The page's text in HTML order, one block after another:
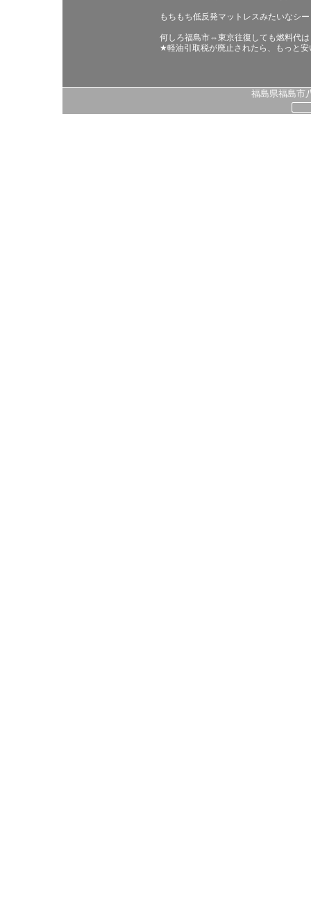
もちもち低反発マットレスみたいなシ
何しろ福島市⇔東京往復しても燃料代
★軽油引取税が廃止されたら、もっと安
福島県福島市